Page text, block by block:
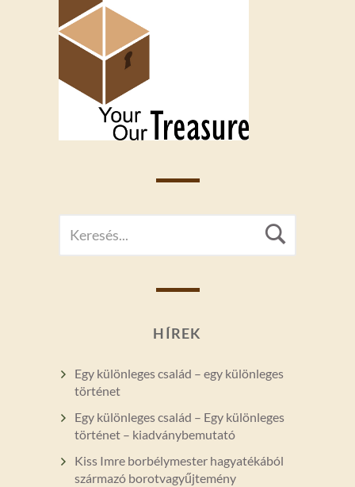
FOR:
HÍREK
Egy különleges család – egy különleges
történet
Egy különleges család – Egy különleges
történet – kiadványbemutató
Kiss Imre borbélymester hagyatékából
származó borotvagyűjtemény